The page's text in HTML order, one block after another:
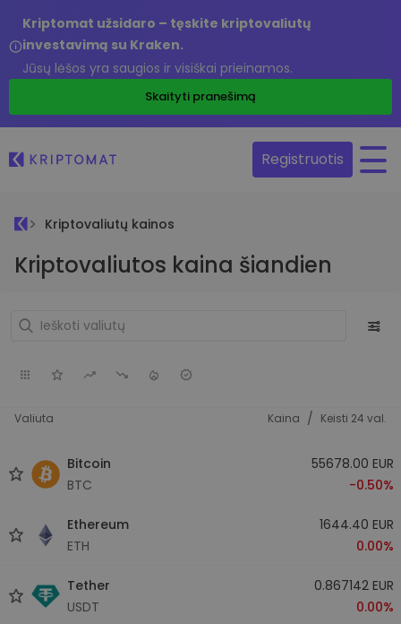
Kriptomat užsidaro – tęskite kriptovaliutų
investavimą su Kraken.
Jūsų lėšos yra saugios ir visiškai prieinamos.
Skaityti pranešimą
Registruotis
Kriptovaliutų kainos
Kriptovaliutos kaina šiandien
Valiuta Kaina / Keisti 24 val.
Bitcoin
BTC
55678.00 EUR
-0.50%
Ethereum
ETH
1644.40 EUR
0.00%
Tether
USDT
0.867142 EUR
0.00%